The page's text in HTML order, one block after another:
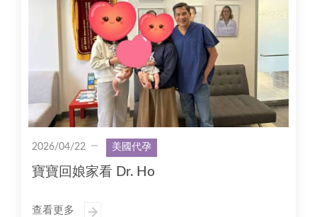
2026/04/22 美國代孕
寶寶回娘家看 Dr. Ho
查看更多